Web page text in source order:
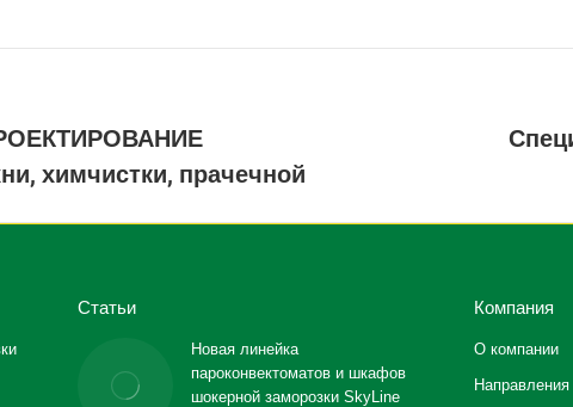
химчистки, прачечной
Статьи
Новая линейка
пароконвектоматов и шкафов
шокерной заморозки SkyLine
Компания
О компании
Направления